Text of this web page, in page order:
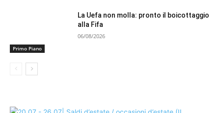
Primo Piano
La Uefa non molla: pronto il boicottaggio
alla Fifa
06/08/2026